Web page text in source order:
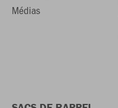
Médias